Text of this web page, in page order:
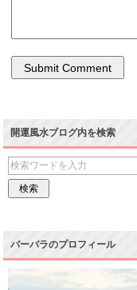
開運風水ブログ内を検索
バーバラのプロフィール